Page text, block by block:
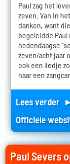
Paul zag het
zeven. Van in
danken, want
begeleidde
hedendaagse
zeven/acht jaar
ook een liedje
naar een
Lees verder
Officiele
Paul Severs